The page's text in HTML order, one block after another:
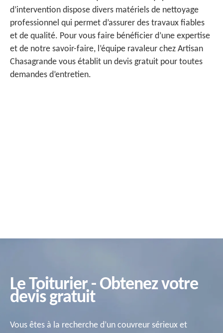
d’intervention dispose divers matériels de nettoyage
professionnel qui permet d’assurer des travaux fiables
et de qualité. Pour vous faire bénéficier d’une expertise
et de notre savoir-faire, l’équipe ravaleur chez Artisan
Chasagrande vous établit un devis gratuit pour toutes
demandes d’entretien.
Le Toiturier - Obtenez votre
devis gratuit
Vous êtes à la recherche d’un couvreur sérieux et